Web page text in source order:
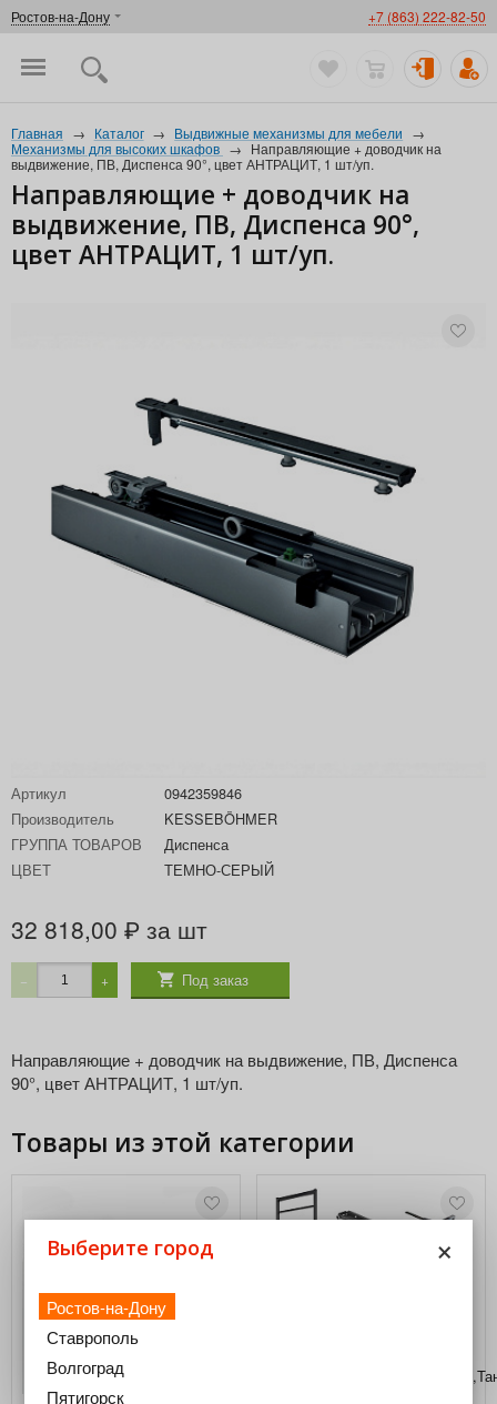
Ростов-на-Дону +7 (863) 222-82-50
Главная → Каталог → Выдвижные механизмы для мебели →
Механизмы для высоких шкафов → Направляющие + доводчик на
выдвижение, ПВ, Диспенса 90°, цвет АНТРАЦИТ, 1 шт/уп.
Направляющие + доводчик на
выдвижение, ПВ, Диспенса 90°,
цвет АНТРАЦИТ, 1 шт/уп.
Артикул
0942359846
Производитель
KESSEBÖHMER
ГРУППА ТОВАРОВ
Диспенса
ЦВЕТ
ТЕМНО-СЕРЫЙ
32 818,00 ₽ за шт
− + Под заказ
Направляющие + доводчик на выдвижение, ПВ, Диспенса
90°, цвет АНТРАЦИТ, 1 шт/уп.
Товары из этой категории
×
Выберите город
Ростов-на-Дону
Ставрополь
Волгоград
Пятигорск